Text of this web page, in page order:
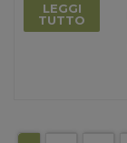
LEGGI
TUTTO